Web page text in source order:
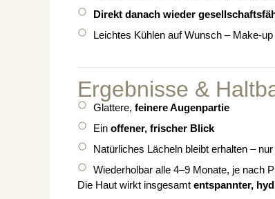
Direkt danach wieder
Leichtes Kühlen auf Wunsch – Make-
Ergebnisse &
Glattere, feinere Augenpartie
Ein offener, frischer Blick
Natürliches Lächeln bleibt erhalten –
Wiederholbar alle 4–9 Monate, je nach
Die Haut wirkt insgesamt entspannter,